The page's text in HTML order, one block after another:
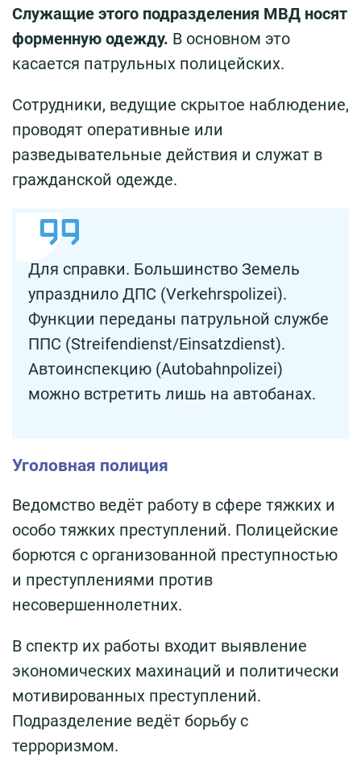
Служащие этого подразделения МВД носят
форменную одежду. В основном это
касается патрульных полицейских.
Сотрудники, ведущие скрытое наблюдение,
проводят оперативные или
разведывательные действия и служат в
гражданской одежде.
Для справки. Большинство Земель
упразднило ДПС (Verkehrspolizei).
Функции переданы патрульной службе
ППС (Streifendienst/Einsatzdienst).
Автоинспекцию (Autobahnpolizei)
можно встретить лишь на автобанах.
Уголовная полиция
Ведомство ведёт работу в сфере тяжких и
особо тяжких преступлений. Полицейские
борются с организованной преступностью
и преступлениями против
несовершеннолетних.
В спектр их работы входит выявление
экономических махинаций и политически
мотивированных преступлений.
Подразделение ведёт борьбу с
терроризмом.